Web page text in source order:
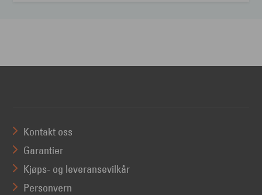
Kontakt oss
Garantier
Kjøps- og leveransevilkår
Personvern